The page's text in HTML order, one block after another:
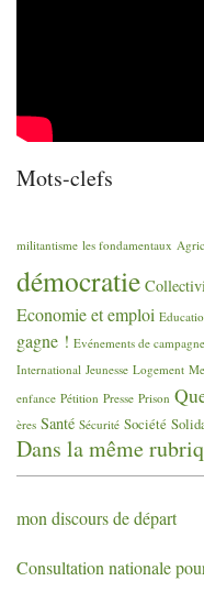
Mots-clefs
militantisme les fondamentaux
démocratie
Economie et emploi
gagne ! Evénements de campagne
International Jeunesse Logement
enfance Pétition Presse Prison
ères Santé Sécurité Société
Dans la même
mon discours de départ
Consultation nationale